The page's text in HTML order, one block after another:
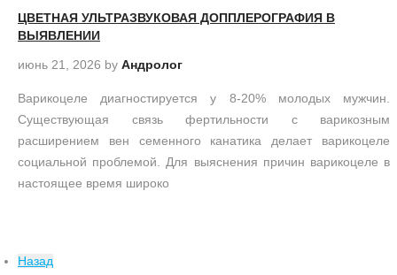
ЦВЕТНАЯ УЛЬТРАЗВУКОВАЯ ДОППЛЕРОГРАФИЯ В
ВЫЯВЛЕНИИ
июнь 21, 2026 by Андролог
Варикоцеле диагностируется у 8-20% молодых мужчин.
Существующая связь фертильности с варикозным
расширением вен семенного канатика делает варикоцеле
социальной проблемой. Для выяснения причин варикоцеле в
настоящее время широко
Назад